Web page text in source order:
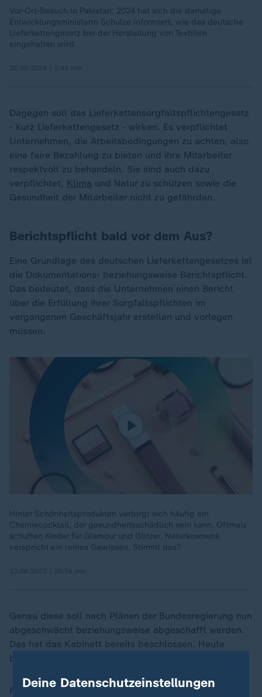
Vor-Ort-Besuch in Pakistan: 2024 hat sich die damalige
Entwicklungsministerin Schulze informiert, wie das deutsche
Lieferkettengesetz bei der Herstellung von Textilien
eingehalten wird.
Dagegen soll das Lieferkettensorgfaltspflichtengesetz
- kurz Lieferkettengesetz - wirken. Es verpflichtet
Unternehmen, die Arbeitsbedingungen zu achten, also
eine faire Bezahlung zu bieten und ihre Mitarbeiter
respektvoll zu behandeln. Sie sind auch dazu
verpflichtet, Klima und Natur zu schützen sowie die
Gesundheit der Mitarbeiter nicht zu gefährden.
Berichtspflicht bald vor dem Aus?
Eine Grundlage des deutschen Lieferkettengesetzes ist
die Dokumentations- beziehungsweise Berichtspflicht.
Das bedeutet, dass die Unternehmen einen Bericht
über die Erfüllung ihrer Sorgfaltspflichten im
vergangenen Geschäftsjahr erstellen und vorlegen
müssen.
Hinter Schönheitsprodukten verbirgt sich häufig ein
Chemiecocktail, der gesundheitsschädlich sein kann. Oftmals
schuften Kinder für Glamour und Glitzer. Naturkosmetik
verspricht ein reines Gewissen. Stimmt das?
Genau diese soll nach Plänen der Bundesregierung nun
abgeschwächt beziehungsweise abgeschafft werden.
Das hat das Kabinett bereits beschlossen. Heute
befasste sich damit auch der Bundesrat.
Für die Verbraucherschutzorganisation "Initiative
Deine Datenschutzeinstellungen